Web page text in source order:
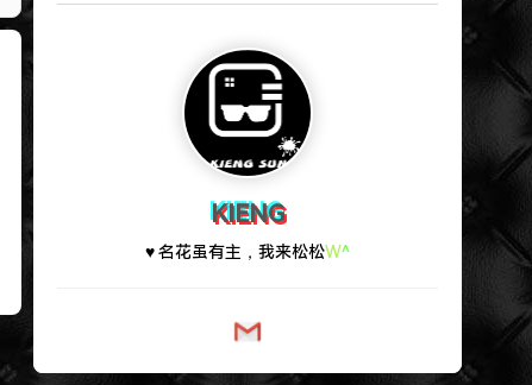
KIENG
♥ 名花虽有主，我bgBwI